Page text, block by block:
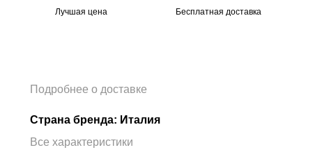
Лучшая цена Бесплатная доставка
Подробнее о доставке
Страна бренда: Италия
Все характеристики